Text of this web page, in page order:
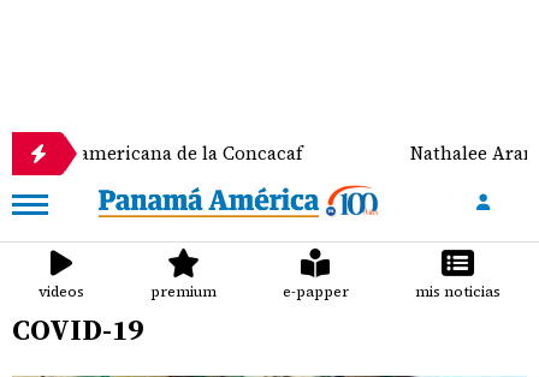
de la Concacaf Nathalee
videos premium e-papper mis noticias
COVID-19